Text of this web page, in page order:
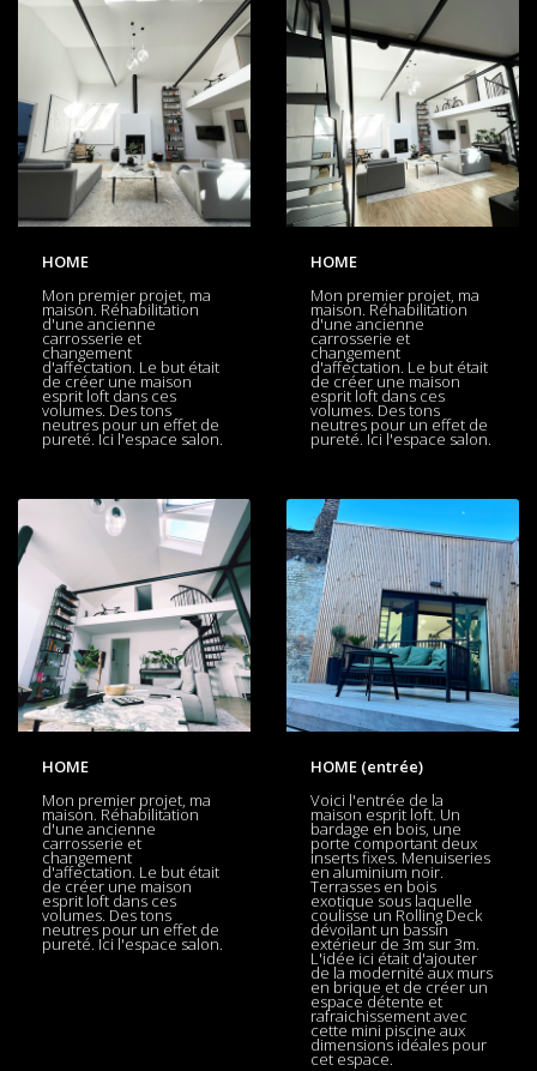
HOME
Mon premier projet, ma
maison. Réhabilitation
d'une ancienne
carrosserie et
changement
d'affectation. Le but était
de créer une maison
esprit loft dans ces
volumes. Des tons
neutres pour un effet de
pureté. Ici l'espace salon.
HOME
Mon premier projet, ma
maison. Réhabilitation
d'une ancienne
carrosserie et
changement
d'affectation. Le but était
de créer une maison
esprit loft dans ces
volumes. Des tons
neutres pour un effet de
pureté. Ici l'espace salon.
HOME
Mon premier projet, ma
maison. Réhabilitation
d'une ancienne
carrosserie et
changement
d'affectation. Le but était
de créer une maison
esprit loft dans ces
volumes. Des tons
neutres pour un effet de
pureté. Ici l'espace salon.
HOME (entrée)
Voici l'entrée de la
maison esprit loft. Un
bardage en bois, une
porte comportant deux
inserts fixes. Menuiseries
en aluminium noir.
Terrasses en bois
exotique sous laquelle
coulisse un Rolling Deck
dévoilant un bassin
extérieur de 3m sur 3m.
L'idée ici était d'ajouter
de la modernité aux murs
en brique et de créer un
espace détente et
rafraichissement avec
cette mini piscine aux
dimensions idéales pour
cet espace.